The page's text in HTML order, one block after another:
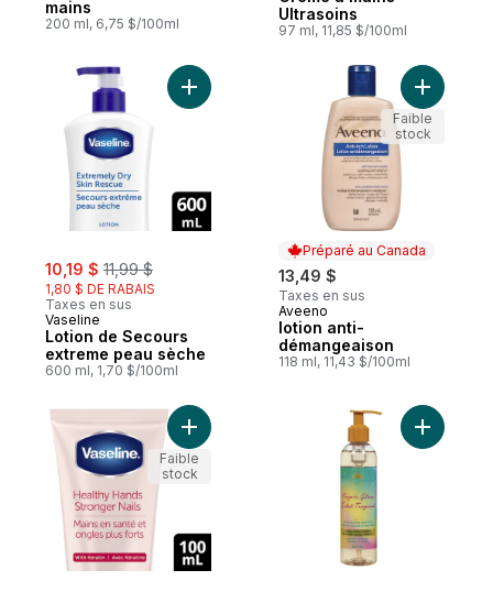
mains
200 ml, 6,75 $/100ml
Ultrasoins
97 ml, 11,85 $/100ml
sale:
10,19 $ , formerly:
11,99 $
1,80 $ DE RABAIS
Taxes en sus
Vaseline
Lotion de Secours
extreme peau sèche
600 ml, 1,70 $/100ml
Ajouter Lotion de Secours extreme peau
Préparé au Canada
13,49 $
Taxes en sus
Préparé au Canada
Aveeno
lotion anti-
démangeaison
118 ml, 11,43 $/100ml
Ajouter
Faible
stock
Ajouter Intensive Care Healthy Hands
Faible
stock
Ajouter